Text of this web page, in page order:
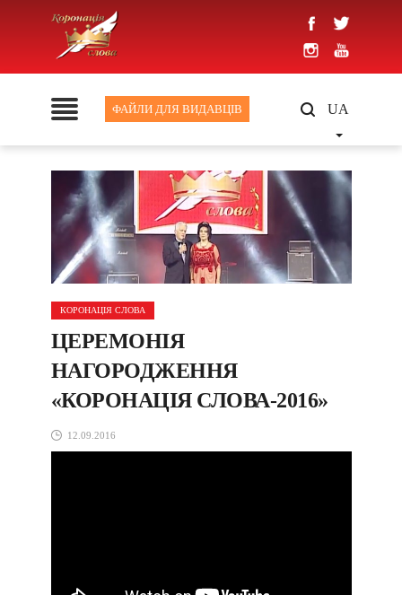
ФАЙЛИ ДЛЯ ВИДАВЦІВ UA
КОРОНАЦІЯ СЛОВА
ЦЕРЕМОНІЯ
НАГОРОДЖЕННЯ
«КОРОНАЦІЯ СЛОВА-2016»
12.09.2016